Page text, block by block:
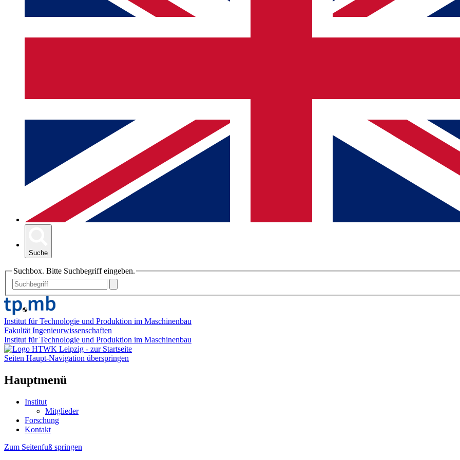
Suche
Suchbox. Bitte Suchbegriff eingeben.
Institut für Technologie und Produktion im Maschinenbau
Fakultät Ingenieurwissenschaften
Institut für Technologie und Produktion im Maschinenbau
Seiten Haupt-Navigation überspringen
Hauptmenü
Institut
Mitglieder
Forschung
Kontakt
Zum Seitenfuß springen